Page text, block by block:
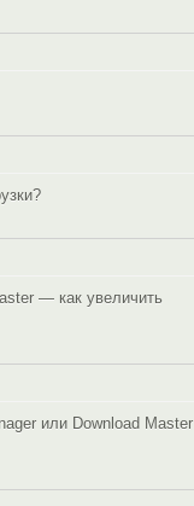
— как увеличить
или Download Master